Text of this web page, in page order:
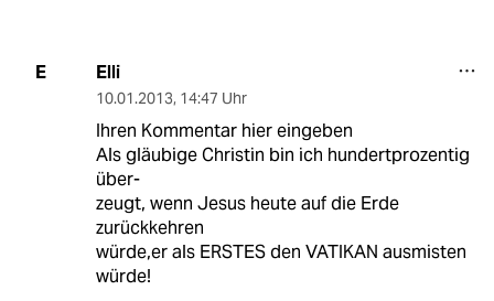
E Elli
10.01.2013, 14:47 Uhr
Ihren Kommentar hier eingeben
Als gläubige Christin bin ich hundertprozentig
über-
zeugt, wenn Jesus heute auf die Erde
zurückkehren
würde,er als ERSTES den VATIKAN ausmisten
würde!